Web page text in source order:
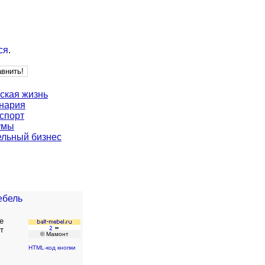
.
жизнь
бизнес
© Мамонт
HTML-код кнопки